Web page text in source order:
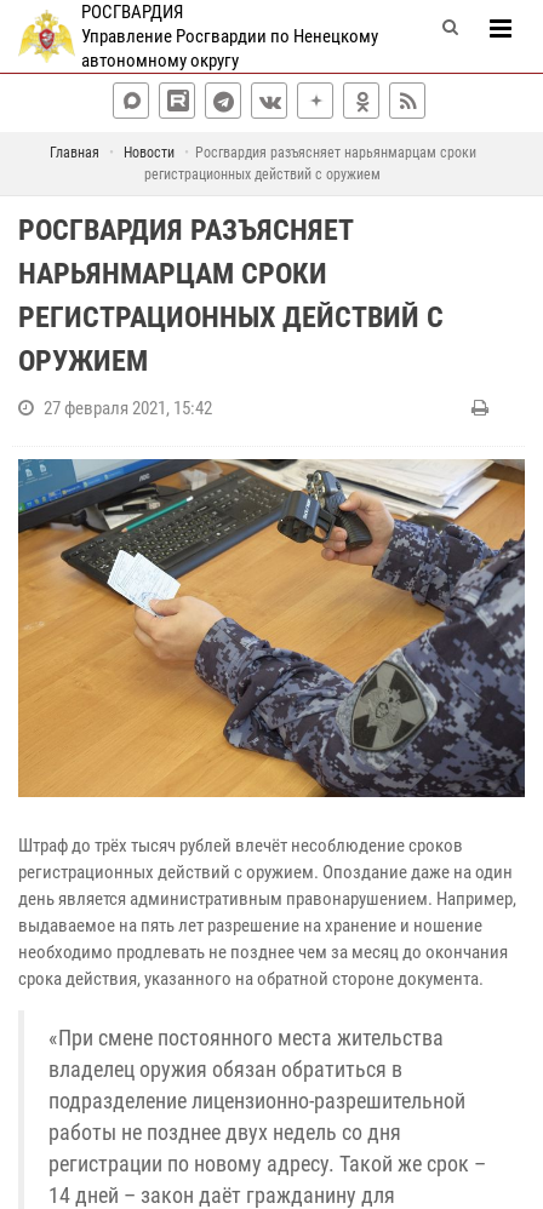
РОСГВАРДИЯ
Управление Росгвардии по Ненецкому
автономному округу
Главная Новости
Росгвардия разъясняет нарьянмарцам сроки
регистрационных действий с оружием
РОСГВАРДИЯ РАЗЪЯСНЯЕТ
НАРЬЯНМАРЦАМ СРОКИ
РЕГИСТРАЦИОННЫХ ДЕЙСТВИЙ С
ОРУЖИЕМ
27 февраля 2021, 15:42
Штраф до трёх тысяч рублей влечёт несоблюдение сроков
регистрационных действий с оружием. Опоздание даже на один
день является административным правонарушением. Например,
выдаваемое на пять лет разрешение на хранение и ношение
необходимо продлевать не позднее чем за месяц до окончания
срока действия, указанного на обратной стороне документа.
«При смене постоянного места жительства
владелец оружия обязан обратиться в
подразделение лицензионно-разрешительной
работы не позднее двух недель со дня
регистрации по новому адресу. Такой же срок –
14 дней – закон даёт гражданину для